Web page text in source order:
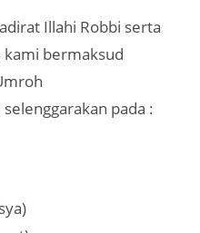
Illahi Robbi serta
kami bermaksud
pada :